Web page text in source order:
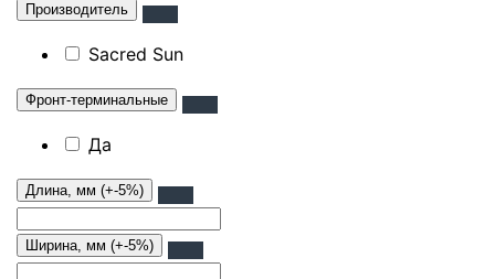
Производитель
Sacred Sun
Фронт-терминальные
Да
Длина, мм (+-5%)
Ширина, мм (+-5%)